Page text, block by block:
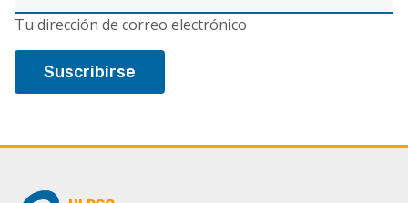
electrónico
Tu dirección de correo electrónico